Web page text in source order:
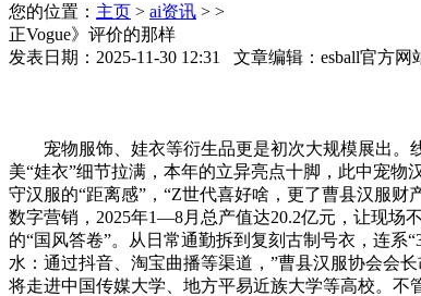
您的位置： 主页 > ai资讯 > >
正Vogue》评价的那样
发表日期：2025-11-30 12:31 文章编辑：esball官方
宠物服饰、娃衣等衍生品更是初次大规模展出。线
美“娃衣”细节拉满，本年的立异亮点十脚，此中宠
守汉服的“距离感”，“Z世代喜好啥，更了曹县汉服
数字营销，2025年1—8月总产值达20.2亿元，让现场
的“国风答卷”。从日常通勤拆到复刻古制号衣，连系
水：通过抖音、淘宝曲播等渠道，”曹县汉服协会会
将走进中国传媒大学、地方平易近族大学等高校。